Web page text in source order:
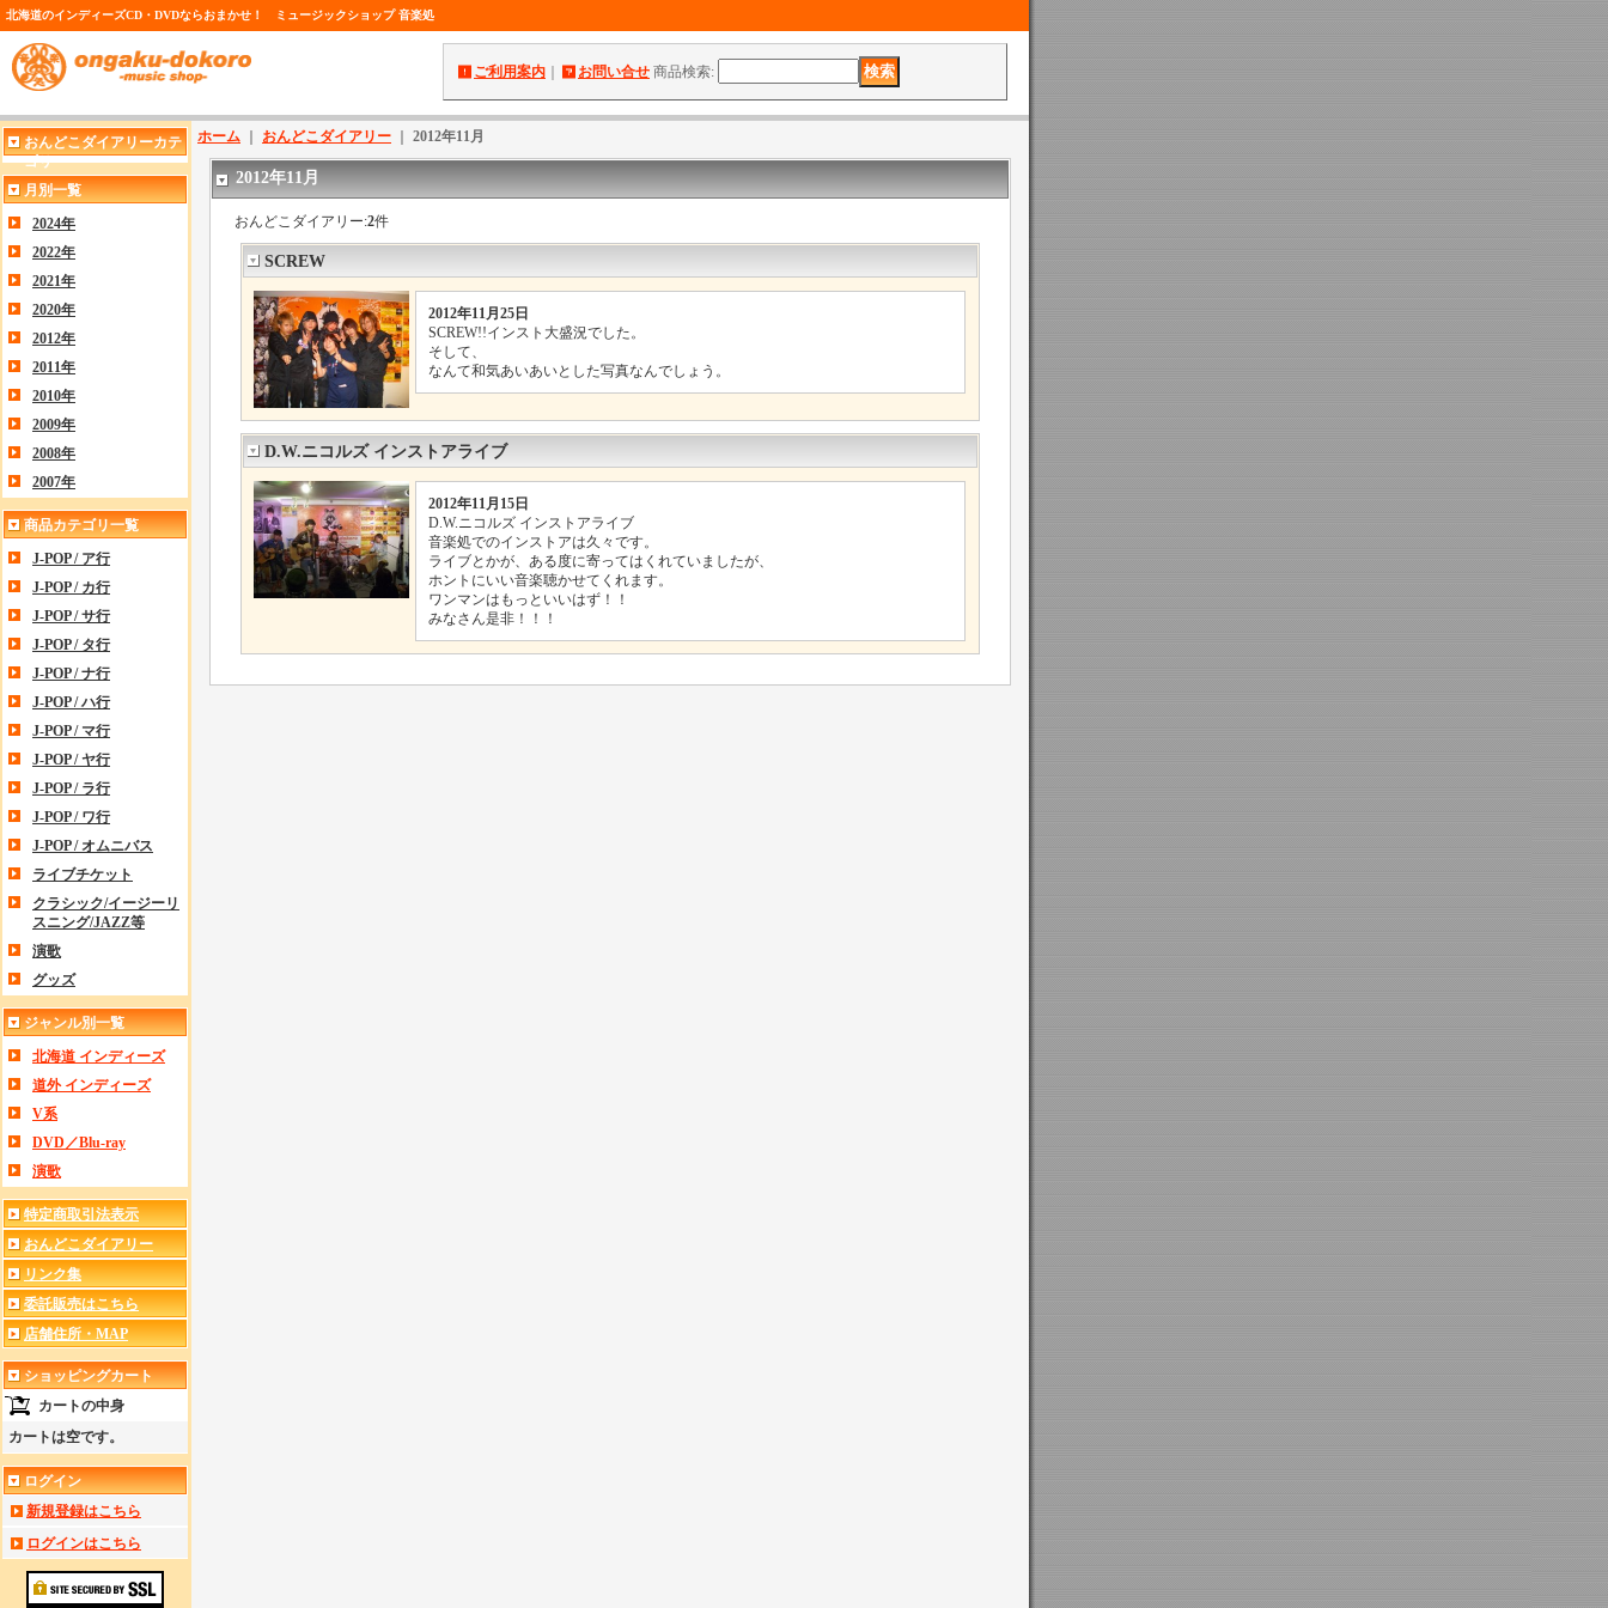
北海道のインディーズCD・DVDならおまかせ！ ミュージックショップ 音楽処
ご利用案内 お問い合せ 商品検索:
おんどこダイアリーカテ
ゴリ
月別一覧
2024年
2022年
2021年
2020年
2012年
2011年
2010年
2009年
2008年
2007年
商品カテゴリ一覧
J-POP / ア行
J-POP / カ行
J-POP / サ行
J-POP / タ行
J-POP / ナ行
J-POP / ハ行
J-POP / マ行
J-POP / ヤ行
J-POP / ラ行
J-POP / ワ行
J-POP / オムニバス
ライブチケット
クラシック/イージーリ
スニング/JAZZ等
演歌
グッズ
ジャンル別一覧
北海道 インディーズ
道外 インディーズ
V系
DVD／Blu-ray
演歌
特定商取引法表示
おんどこダイアリー
リンク集
委託販売はこちら
店舗住所・MAP
ショッピングカート
カートの中身
カートは空です。
ログイン
新規登録はこちら
ログインはこちら
ホーム おんどこダイアリー 2012年11月
2012年11月
おんどこダイアリー:2件
SCREW
2012年11月25日
SCREW!!インスト大盛況でした。
そして、
なんて和気あいあいとした写真なんでしょう。
D.W.ニコルズ インストアライブ
2012年11月15日
D.W.ニコルズ インストアライブ
音楽処でのインストアは久々です。
ライブとかが、ある度に寄ってはくれていましたが、
ホントにいい音楽聴かせてくれます。
ワンマンはもっといいはず！！
みなさん是非！！！